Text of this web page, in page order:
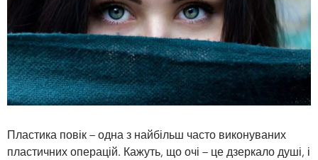
Пластика повік – одна з найбільш часто виконуваних
пластичних операцій. Кажуть, що очі – це дзеркало душі, і